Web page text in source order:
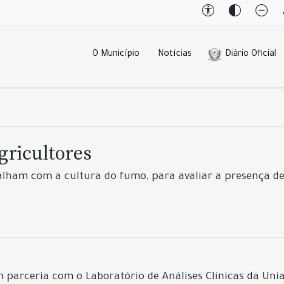
O Município Notícias Diário Oficial
com a cultura do fumo, para avaliar a presença
parceria com o Laboratório de Análises Clínicas da